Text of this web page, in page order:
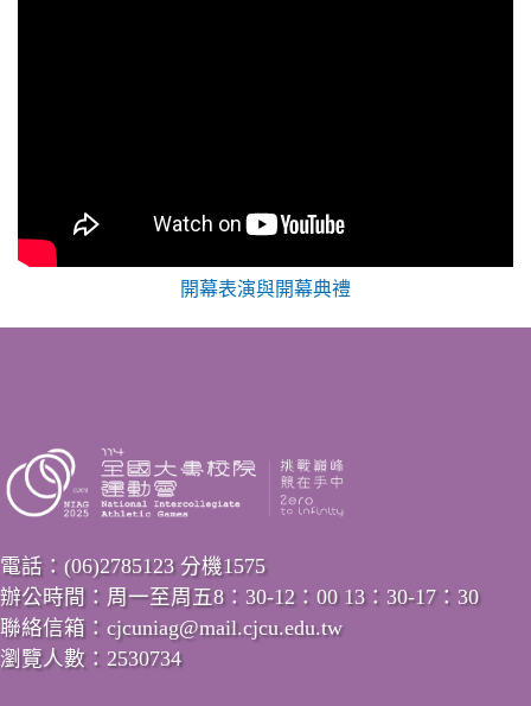
開幕表演與開幕典禮
電話：(06)2785123 分機1575
辦公時間：周一至周五8：30-12：00 13：30-17：30
聯絡信箱：cjcuniag@mail.cjcu.edu.tw
瀏覽人數：2530734